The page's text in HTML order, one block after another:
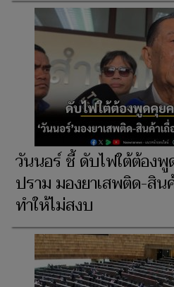
วันนอร์​ ชี้ ดับไฟใต้ต้อง
ปราม มองยาเสพติด-สิน
ทำให้ไม่สงบ